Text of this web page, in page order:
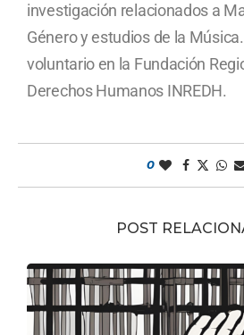
investigación relacionados a
Género y estudios de la
voluntario en la Fundación
Derechos Humanos INREDH.
0
POST